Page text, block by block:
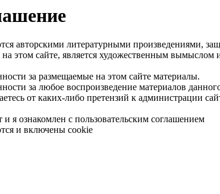
авторскими литературными произведениями,
этом сайте, является художественным
за размещаемые на этом сайте материалы.
за любое воспроизведение материалов
от каких-либо претензий к администрации
я ознакомлен с пользовательским соглашением
и включены cookie